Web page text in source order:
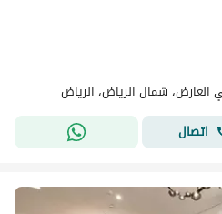
شمال الرياض، الرياض
اتصال